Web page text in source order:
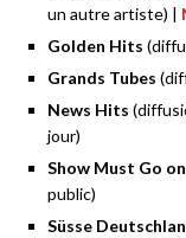
un autre artiste) |
Golden Hits
Grands Tubes
News Hits
jour)
Show Must Go on
public)
Süsse